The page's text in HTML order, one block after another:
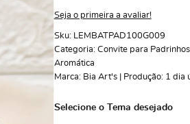
Seja o primeira a avaliar!
Sku: LEMBATPAD100G009
Categoria: Convite para Padrinhos
Aromática
Marca: Bia Art's | Produção: 1 dia
Selecione o Tema desejado